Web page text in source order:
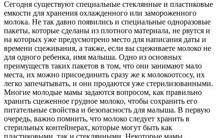
Сегодня существуют специальные стеклянные и пластиковые
емкости для хранения охлажденного или замороженного
молока. Не так давно появились и специальные одноразовые
пакеты, которые сделаны из плотного материала, не рвутся и
на которых уже предусмотрено место для написания даты и
времени сцеживания, а также, если вы сцеживаете молоко не
для одного ребенка, имя малыша. Одно из основных
преимуществ таких пакетов в том, что они занимают мало
места, их можно присоединить сразу же к молокоотсосу, их
легко запечатывать, и они продаются уже стерилизованными.
Многие молодые мамы задаются вопросом, как правильно
хранить сцеженное грудное молоко, чтобы сохранить его
питательные свойства и безопасность для малыша. В первую
очередь, важно помнить, что молоко следует хранить в
стерильных контейнерах, которые могут быть как
пластиковыми, так и стеклянными. Некоторые мамы